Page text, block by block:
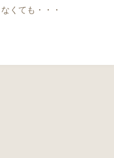
くても・・・